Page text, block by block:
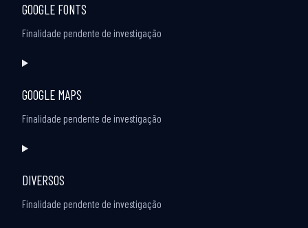
service
mixpanel
GOOGLE FONTS
Finalidade pendente de investigação
Consent
service
google-
GOOGLE MAPS
Finalidade pendente de investigação
Consent
service
google-
DIVERSOS
Finalidade pendente de investigação